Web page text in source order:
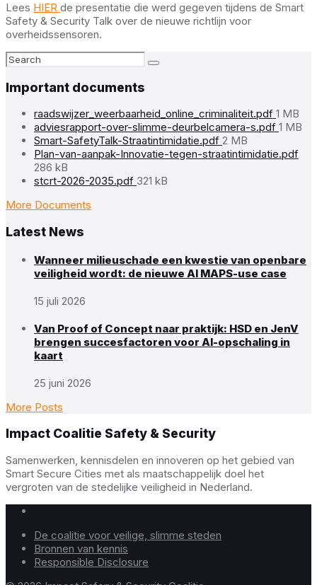
Lees HIER de presentatie die werd gegeven tijdens de Smart
Safety & Security Talk over de nieuwe richtlijn voor
overheidssensoren.
Search:
Important documents
raadswijzer_weerbaarheid_online_criminaliteit.pdf File
size:
1 MB
adviesrapport-over-slimme-deurbelcamera-s.pdf File
1 MB
Smart-SafetyTalk-Straatintimidatie.pdf File
size:
2 MB
Plan-van-aanpak-Innovatie-tegen-straatintimidatie.pdfFile
286 kB
stcrt-2026-2035.pdf File
321 kB
More Documents
Latest News
Wanneer milieuschade een kwestie van openbare
veiligheid wordt: de nieuwe AI MAPS-use case
15 juli 2026
Van Proof of Concept naar praktijk: HSD en JenV
brengen succesfactoren voor AI-opschaling in
kaart
25 juni 2026
More Posts
Impact Coalitie Safety & Security
Samenwerken, kennisdelen en innoveren op het gebied van
Smart Secure Cities met als maatschappelijk doel het
vergroten van de stedelijke veiligheid in Nederland.
De coalitie voor veilige, slimme steden
Bronnen van kennis
Responsible Disclosure